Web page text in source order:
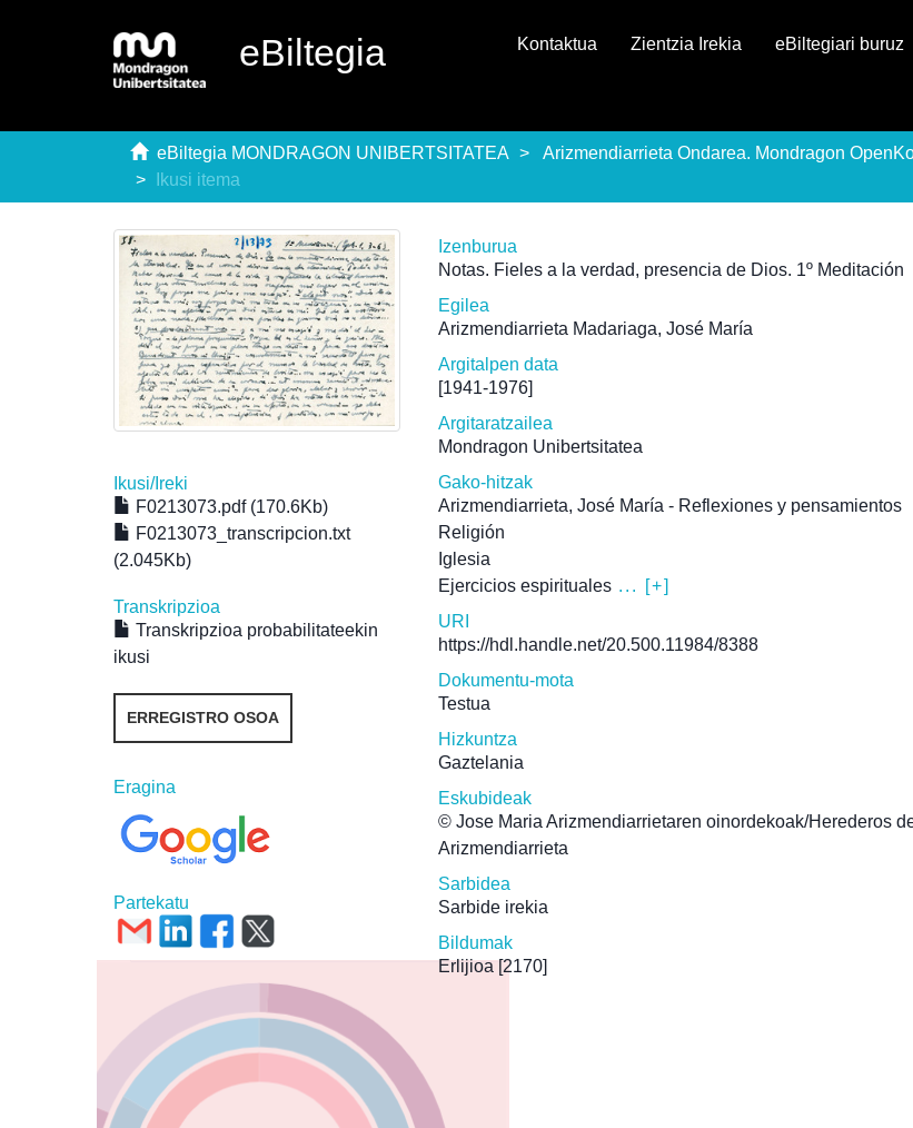
eBiltegia Kontaktua Zientzia Irekia eBiltegiari buruz
eBiltegia MONDRAGON UNIBERTSITATEA Arizmendiarrieta Ondarea. Mondragon
Ikusi itema
Ikusi/Ireki
F0213073.pdf (170.6Kb)
F0213073_transcripcion.txt
(2.045Kb)
Transkripzioa
Transkripzioa probabilitateekin
ikusi
ERREGISTRO OSOA
Eragina
Partekatu
Izenburua
Notas. Fieles a la verdad, presencia de Dios. 1º Meditación
Egilea
Arizmendiarrieta Madariaga, José María
Argitalpen data
[1941-1976]
Argitaratzailea
Mondragon Unibertsitatea
Gako-hitzak
Arizmendiarrieta, José María - Reflexiones y pensamientos
Religión
Iglesia
Ejercicios espirituales ... [+]
URI
https://hdl.handle.net/20.500.11984/8388
Dokumentu-mota
Testua
Hizkuntza
Gaztelania
Eskubideak
© Jose Maria Arizmendiarrietaren oinordekoak/Herederos
Arizmendiarrieta
Sarbidea
Sarbide irekia
Bildumak
Erlijioa[2170]